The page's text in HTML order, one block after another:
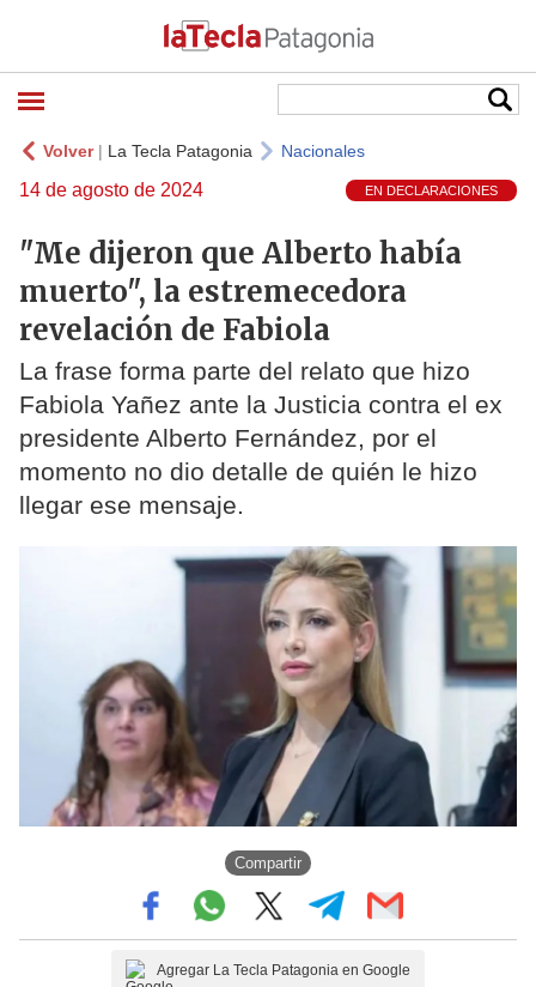
Volver| La Tecla Patagonia Nacionales
14 de agosto de 2024 EN DECLARACIONES
"Me dijeron que Alberto había
muerto", la estremecedora
revelación de Fabiola
La frase forma parte del relato que hizo
Fabiola Yañez ante la Justicia contra el ex
presidente Alberto Fernández, por el
momento no dio detalle de quién le hizo
llegar ese mensaje.
Compartir
Agregar La Tecla Patagonia en Google